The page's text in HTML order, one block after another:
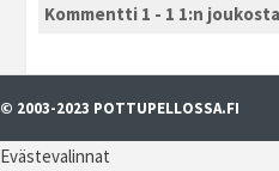
Kommentti 1 - 1 1:n joukosta
© 2003-2023 POTTUPELLOSSA.FI
Evästevalinnat